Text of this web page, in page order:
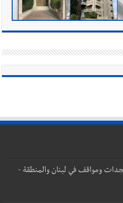
ومواقف في لبنان والمنطقة -